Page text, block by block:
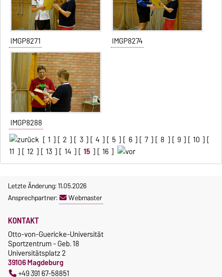
IMGP8271 IMGP8274
IMGP8288
[ 1 ] [ 2 ] [ 3 ] [ 4 ] [ 5 ] [ 6 ] [ 7 ] [ 8 ] [ 9 ] [ 10 ] [
11 ] [ 12 ] [ 13 ] [ 14 ] [ 15 ] [ 16 ]
Letzte Änderung: 11.05.2026
Ansprechpartner:
Webmaster
KONTAKT
Otto-von-Guericke-Universität
Sportzentrum - Geb. 18
Universitätsplatz 2
39106 Magdeburg
+49 391 67-58851